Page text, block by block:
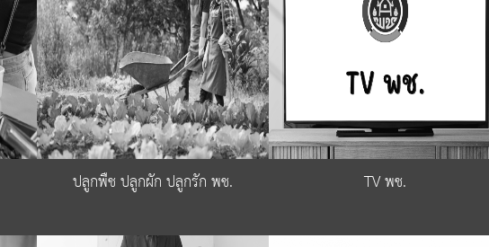
ปลูกพืช ปลูกผัก ปลูกรัก พช. TV พช.